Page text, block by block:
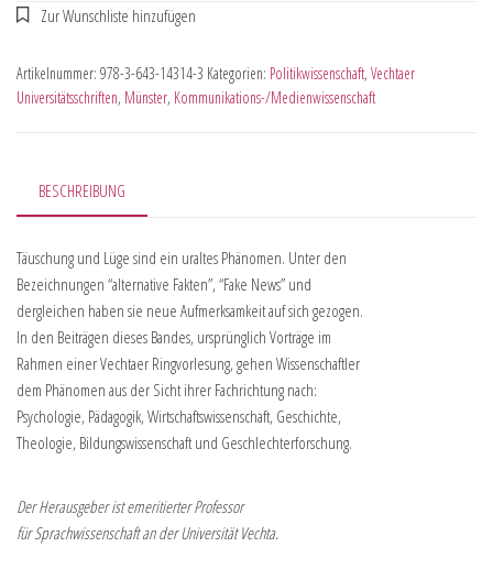
Artikelnummer: 978-3-643-14314-3 Kategorien: Politikwissenschaft, Vechtaer
Universitätsschriften, Münster, Kommunikations-/Medienwissenschaft
BESCHREIBUNG
Täuschung und Lüge sind ein uraltes Phänomen. Unter den
Bezeichnungen “alternative Fakten”, “Fake News” und
dergleichen haben sie neue Aufmerksamkeit auf sich gezogen.
In den Beiträgen dieses Bandes, ursprünglich Vorträge im
Rahmen einer Vechtaer Ringvorlesung, gehen Wissenschaftler
dem Phänomen aus der Sicht ihrer Fachrichtung nach:
Psychologie, Pädagogik, Wirtschaftswissenschaft, Geschichte,
Theologie, Bildungswissenschaft und Geschlechterforschung.
Der Herausgeber ist emeritierter Professor
für Sprachwissenschaft an der Universität Vechta.